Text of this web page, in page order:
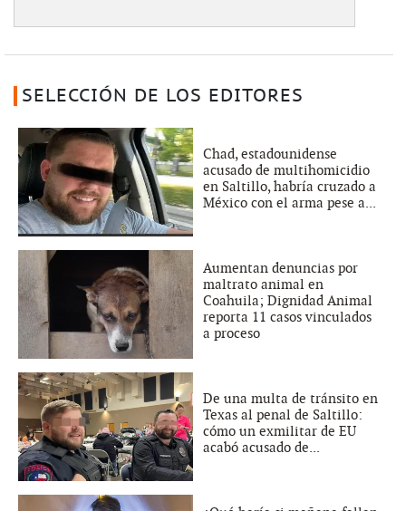
SELECCIÓN DE LOS EDITORES
Chad, estadounidense
acusado de multihomicidio
en Saltillo, habría cruzado a
México con el arma pese a...
Aumentan denuncias por
maltrato animal en
Coahuila; Dignidad Animal
reporta 11 casos vinculados
a proceso
De una multa de tránsito en
Texas al penal de Saltillo:
cómo un exmilitar de EU
acabó acusado de...